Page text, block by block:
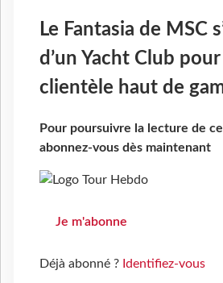
Le Fantasia de MSC
d’un Yacht Club
clientèle haut de
Pour poursuivre la lecture de
abonnez-vous dès maintenant
Je m'abonne
Déjà abonné ? Identifiez-vous